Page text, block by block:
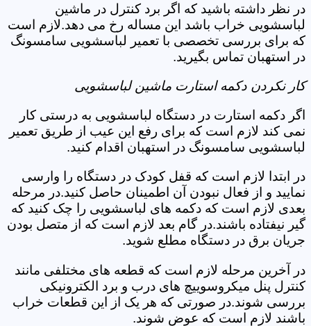
در نظر داشته باشید که اگر برد کنترل در ماشین
لباسشویی خراب باشد این مساله رخ می دهد.لازم است
که برای بررسی تخصصی با تعمیر لباسشویی سامسونگ
در استهبان تماس بگیرید.
کار نکردن دکمه استارت ماشین لباسشویی
اگر دکمه استارت در دستگاه لباسشویی به درستی کار
نمی کند لازم است که برای رفع این عیب از طریق تعمیر
لباسشویی سامسونگ در استهبان اقدام کنید.
در ابتدا لازم است که قفل کودک در دستگاه را وارسی
نمایید و از فعال نبودن آن اطمینان حاصل کنید.در مرحله
بعدی لازم است که دکمه های لباسشویی را چک کنید که
گیر نیفتاده باشند.در گام بعد لازم است که از متصل بودن
جریان برق در دستگاه مطلع شوید.
در آخرین مرحله لازم است که قطعه های مختلفی مانند
کنترل پنل میکروسوییچ های درب و برد الکترونیکی
بررسی شوند.در صورتی که هر یک از این قطعات خراب
باشند لازم است که عوض شوند.